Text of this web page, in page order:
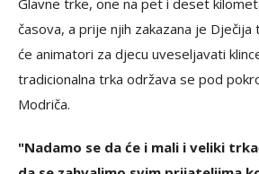
Glavne trke, one na pet i deset
časova, a prije njih zakazana je
će animatori za djecu uveseljavati
tradicionalna trka održava se pod
Modriča.
"Nadamo se da će i mali i veliki